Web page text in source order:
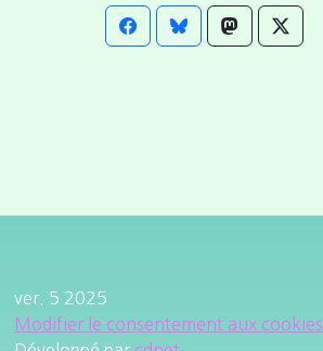
ver. 5 2025
Modifier le consentement aux cookies